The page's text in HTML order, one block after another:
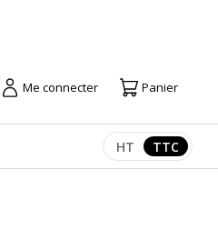
Me connecter Panier
Afficher les
HT TTC